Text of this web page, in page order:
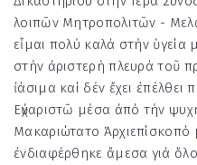
λοιπῶν Μητροπολιτῶν -
εἶμαι πολύ καλά στήν
στήν ἀριστερή πλευρά τοῦ
ἰάσιμα καί δέν ἔχει
Εὐχαριστῶ μέσα ἀπό τήν
Μακαριώτατο
ἐνδιαφέρθηκε ἄμεσα γιά